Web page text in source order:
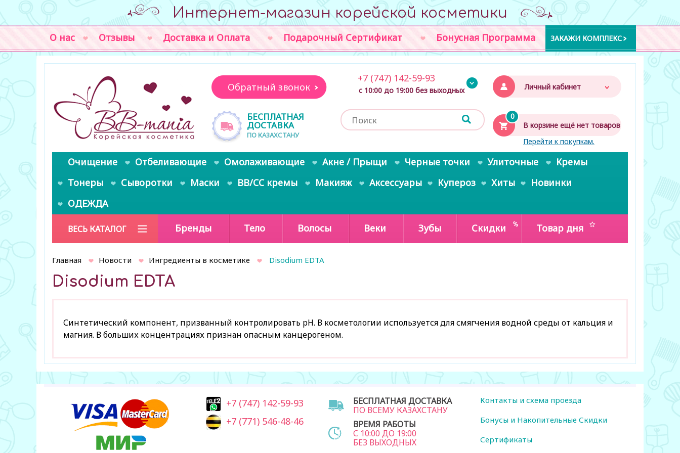
Интернет-магазин корейской косметики
О нас Отзывы Доставка и Оплата Подарочный Сертификат Бонусная Программа ЗАКАЖИ КОМПЛЕКС
Личный кабинет
0
В корзине ещё нет товаров
Перейти к покупкам.
Обратный звонок
БЕСПЛАТНАЯ
ДОСТАВКА
ПО КАЗАХСТАНУ
+7 (747) 142-59-93
с 10:00 до 19:00 без выходных
Очищение Отбеливающие Омолаживающие Акне / Прыщи Черные точки Улиточные
Кремы
Тонеры
Сыворотки Маски BB/CC кремы Макияж Аксессуары Купероз Хиты
Новинки
ОДЕЖДА
ВЕСЬ КАТАЛОГ Бренды Тело Волосы Веки Зубы Скидки Товар дня
Главная Новости Ингредиенты в косметике Disodium EDTA
Disodium EDTA
Синтетический компонент, призванный контролировать pH. В косметологии используется для смягчения водной среды от кальция и
магния. В больших концентрациях признан опасным канцерогеном.
+7 (747) 142-59-93
+7 (771) 546-48-46
БЕСПЛАТНАЯ ДОСТАВКА
ПО ВСЕМУ КАЗАХСТАНУ
ВРЕМЯ РАБОТЫ
С 10:00 ДО 19:00
БЕЗ ВЫХОДНЫХ
Контакты и схема проезда
Бонусы и Накопительные Скидки
Сертификаты